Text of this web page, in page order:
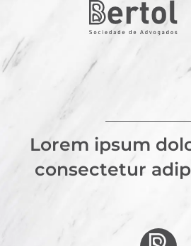
Lorem ipsum
consectetur